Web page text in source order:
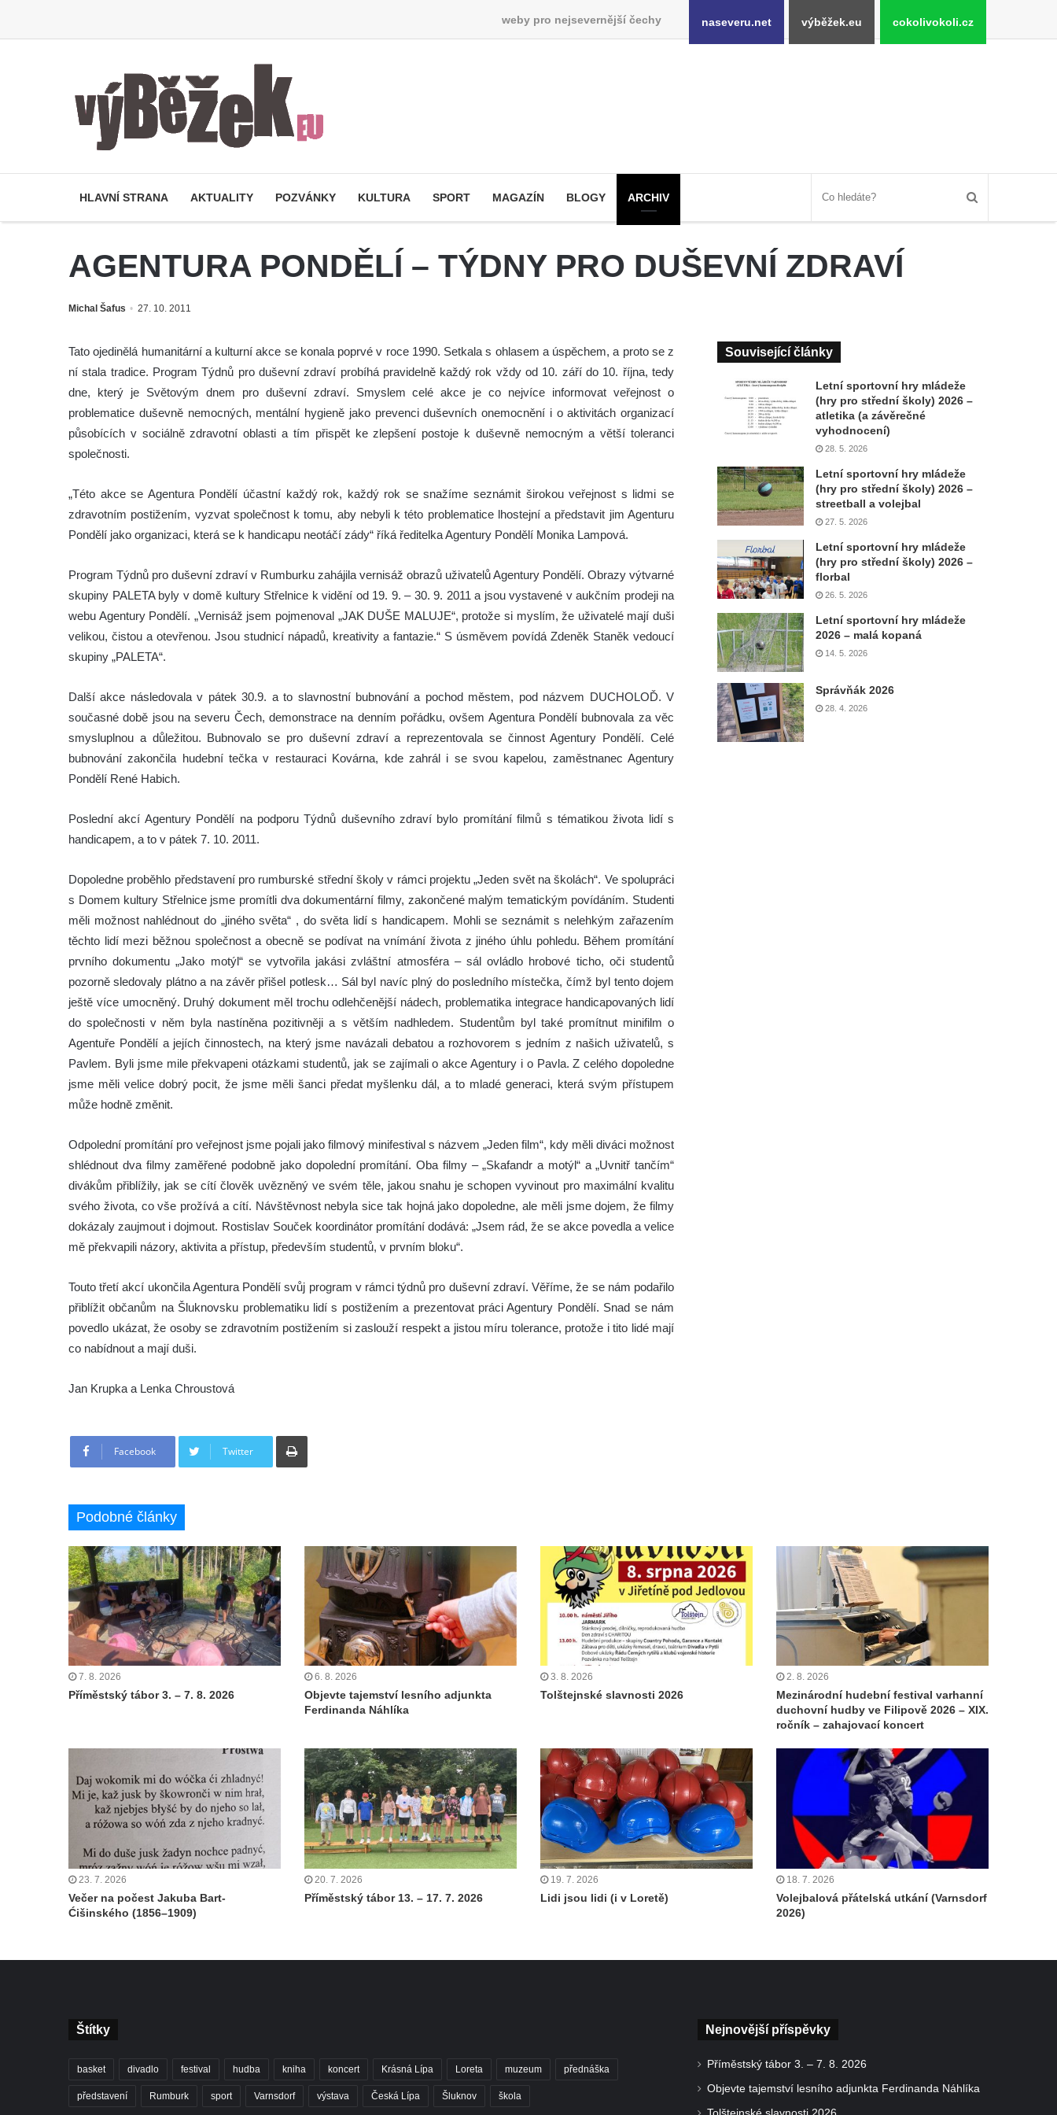
weby pro nejsevernější čechy naseveru.net výběžek.eu cokolivokoli.cz
HLAVNÍ STRANA AKTUALITY POZVÁNKY KULTURA SPORT MAGAZÍN BLOGY ARCHIV
AGENTURA PONDĚLÍ – TÝDNY PRO DUŠEVNÍ ZDRAVÍ
Michal Šafus 27. 10. 2011
Tato ojedinělá humanitární a kulturní akce se konala poprvé v roce 1990. Setkala s ohlasem a úspěchem, a proto se z
ní stala tradice. Program Týdnů pro duševní zdraví probíhá pravidelně každý rok vždy od 10. září do 10. října, tedy
dne, který je Světovým dnem pro duševní zdraví. Smyslem celé akce je co nejvíce informovat veřejnost o
problematice duševně nemocných, mentální hygieně jako prevenci duševních onemocnění i o aktivitách organizací
působících v sociálně zdravotní oblasti a tím přispět ke zlepšení postoje k duševně nemocným a větší toleranci
společnosti.
„Této akce se Agentura Pondělí účastní každý rok, každý rok se snažíme seznámit širokou veřejnost s lidmi se
zdravotním postižením, vyzvat společnost k tomu, aby nebyli k této problematice lhostejní a představit jim Agenturu
Pondělí jako organizaci, která se k handicapu neotáčí zády“ říká ředitelka Agentury Pondělí Monika Lampová.
Program Týdnů pro duševní zdraví v Rumburku zahájila vernisáž obrazů uživatelů Agentury Pondělí. Obrazy výtvarné
skupiny PALETA byly v domě kultury Střelnice k vidění od 19. 9. – 30. 9. 2011 a jsou vystavené v aukčním prodeji na
webu Agentury Pondělí. „Vernisáž jsem pojmenoval „JAK DUŠE MALUJE“, protože si myslím, že uživatelé mají duši
velikou, čistou a otevřenou. Jsou studnicí nápadů, kreativity a fantazie.“ S úsměvem povídá Zdeněk Staněk vedoucí
skupiny „PALETA“.
Další akce následovala v pátek 30.9. a to slavnostní bubnování a pochod městem, pod názvem DUCHOLOĎ. V
současné době jsou na severu Čech, demonstrace na denním pořádku, ovšem Agentura Pondělí bubnovala za věc
smysluplnou a důležitou. Bubnovalo se pro duševní zdraví a reprezentovala se činnost Agentury Pondělí. Celé
bubnování zakončila hudební tečka v restauraci Kovárna, kde zahrál i se svou kapelou, zaměstnanec Agentury
Pondělí René Habich.
Poslední akcí Agentury Pondělí na podporu Týdnů duševního zdraví bylo promítání filmů s tématikou života lidí s
handicapem, a to v pátek 7. 10. 2011.
Dopoledne proběhlo představení pro rumburské střední školy v rámci projektu „Jeden svět na školách“. Ve spolupráci
s Domem kultury Střelnice jsme promítli dva dokumentární filmy, zakončené malým tematickým povídáním. Studenti
měli možnost nahlédnout do „jiného světa“ , do světa lidí s handicapem. Mohli se seznámit s nelehkým zařazením
těchto lidí mezi běžnou společnost a obecně se podívat na vnímání života z jiného úhlu pohledu. Během promítání
prvního dokumentu „Jako motýl“ se vytvořila jakási zvláštní atmosféra – sál ovládlo hrobové ticho, oči studentů
pozorně sledovaly plátno a na závěr přišel potlesk… Sál byl navíc plný do posledního místečka, čímž byl tento dojem
ještě více umocněný. Druhý dokument měl trochu odlehčenější nádech, problematika integrace handicapovaných lidí
do společnosti v něm byla nastíněna pozitivněji a s větším nadhledem. Studentům byl také promítnut minifilm o
Agentuře Pondělí a jejích činnostech, na který jsme navázali debatou a rozhovorem s jedním z našich uživatelů, s
Pavlem. Byli jsme mile překvapeni otázkami studentů, jak se zajímali o akce Agentury i o Pavla. Z celého dopoledne
jsme měli velice dobrý pocit, že jsme měli šanci předat myšlenku dál, a to mladé generaci, která svým přístupem
může hodně změnit.
Odpolední promítání pro veřejnost jsme pojali jako filmový minifestival s názvem „Jeden film“, kdy měli diváci možnost
shlédnout dva filmy zaměřené podobně jako dopolední promítání. Oba filmy – „Skafandr a motýl“ a „Uvnitř tančím“
divákům přiblížily, jak se cítí člověk uvězněný ve svém těle, jakou snahu je schopen vyvinout pro maximální kvalitu
svého života, co vše prožívá a cítí. Návštěvnost nebyla sice tak hojná jako dopoledne, ale měli jsme dojem, že filmy
dokázaly zaujmout i dojmout. Rostislav Souček koordinátor promítání dodává: „Jsem rád, že se akce povedla a velice
mě překvapili názory, aktivita a přístup, především studentů, v prvním bloku“.
Touto třetí akcí ukončila Agentura Pondělí svůj program v rámci týdnů pro duševní zdraví. Věříme, že se nám podařilo
přiblížit občanům na Šluknovsku problematiku lidí s postižením a prezentovat práci Agentury Pondělí. Snad se nám
povedlo ukázat, že osoby se zdravotním postižením si zaslouží respekt a jistou míru tolerance, protože i tito lidé mají
co nabídnout a mají duši.
Jan Krupka a Lenka Chroustová
Facebook Twitter
Tisknout
Související články
Letní sportovní hry mládeže
(hry pro střední školy) 2026 –
atletika (a závěrečné
vyhodnocení)
28. 5. 2026
Letní sportovní hry mládeže
(hry pro střední školy) 2026 –
streetball a volejbal
27. 5. 2026
Letní sportovní hry mládeže
(hry pro střední školy) 2026 –
florbal
26. 5. 2026
Letní sportovní hry mládeže
2026 – malá kopaná
14. 5. 2026
Správňák 2026
28. 4. 2026
Podobné články
7. 8. 2026
Příměstský tábor 3. – 7. 8. 2026
6. 8. 2026
Objevte tajemství lesního adjunkta
Ferdinanda Náhlíka
3. 8. 2026
Tolštejnské slavnosti 2026
2. 8. 2026
Mezinárodní hudební festival varhanní
duchovní hudby ve Filipově 2026 – XIX.
ročník – zahajovací koncert
23. 7. 2026
Večer na počest Jakuba Bart-
Ćišinského (1856–1909)
20. 7. 2026
Příměstský tábor 13. – 17. 7. 2026
19. 7. 2026
Lidi jsou lidi (i v Loretě)
18. 7. 2026
Volejbalová přátelská utkání (Varnsdorf
2026)
Štítky
basket divadlo festival hudba kniha koncert Krásná Lípa Loreta muzeum přednáška
představení Rumburk sport Varnsdorf výstava Česká Lípa Šluknov škola
Nejnovější příspěvky
Příměstský tábor 3. – 7. 8. 2026
Objevte tajemství lesního adjunkta Ferdinanda Náhlíka